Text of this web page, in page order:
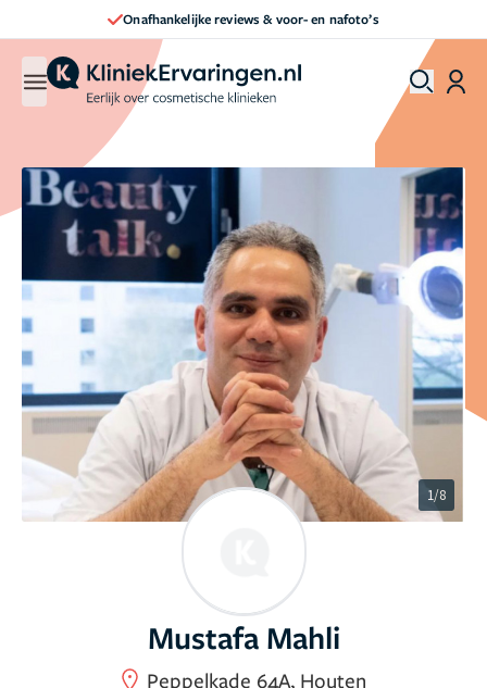
Onafhankelijke reviews & voor- en nafoto’s
1/8
Mustafa Mahli
Peppelkade 64A, Houten